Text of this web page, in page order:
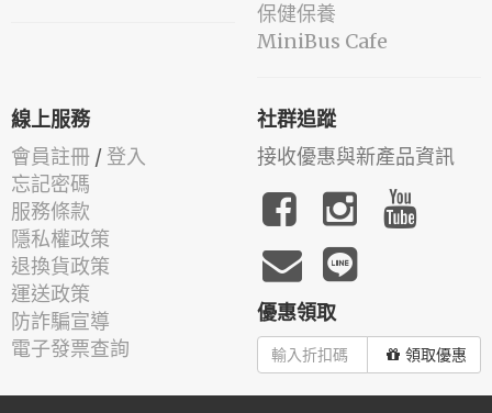
保健保養
MiniBus Cafe
線上服務
會員註冊 / 登入
忘記密碼
服務條款
隱私權政策
退換貨政策
運送政策
防詐騙宣導
電子發票查詢
社群追蹤
接收優惠與新產品資訊
優惠領取
領取優惠